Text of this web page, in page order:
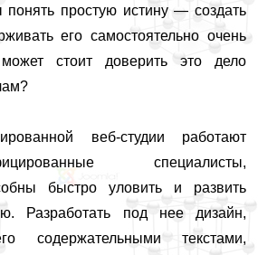
понять простую истину — создать
его самостоятельно очень
стоит доверить это дело
веб-студии работают
специалисты,
быстро уловить и развить
Разработать под нее дизайн,
содержательными текстами,